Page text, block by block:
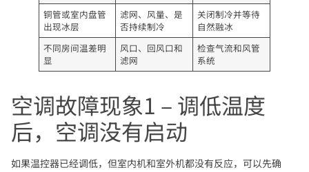
铜管或室内盘管
出现冰层
滤网、风量、是
否持续制冷
关闭制冷并等待
自然融冰
不同房间温差明
显
风口、回风口和
滤网
检查气流和风管
系统
空调故障现象1 – 调低温度
后，空调没有启动
如果温控器已经调低，但室内机和室外机都没有反应，可以先确